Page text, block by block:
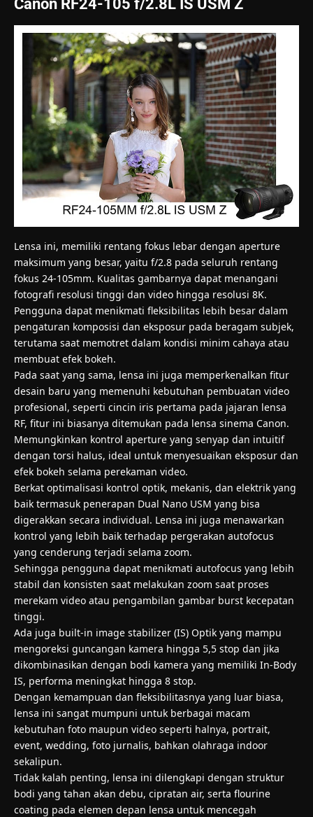
Canon RF24-105 f/2.8L IS USM Z
Lensa ini, memiliki rentang fokus lebar dengan aperture
maksimum yang besar, yaitu f/2.8 pada seluruh rentang
fokus 24-105mm. Kualitas gambarnya dapat menangani
fotografi resolusi tinggi dan video hingga resolusi 8K.
Pengguna dapat menikmati fleksibilitas lebih besar dalam
pengaturan komposisi dan eksposur pada beragam subjek,
terutama saat memotret dalam kondisi minim cahaya atau
membuat efek bokeh.
Pada saat yang sama, lensa ini juga memperkenalkan fitur
desain baru yang memenuhi kebutuhan pembuatan video
profesional, seperti cincin iris pertama pada jajaran lensa
RF, fitur ini biasanya ditemukan pada lensa sinema Canon.
Memungkinkan kontrol aperture yang senyap dan intuitif
dengan torsi halus, ideal untuk menyesuaikan eksposur dan
efek bokeh selama perekaman video.
Berkat optimalisasi kontrol optik, mekanis, dan elektrik yang
baik termasuk penerapan Dual Nano USM yang bisa
digerakkan secara individual. Lensa ini juga menawarkan
kontrol yang lebih baik terhadap pergerakan autofocus
yang cenderung terjadi selama zoom.
Sehingga pengguna dapat menikmati autofocus yang lebih
stabil dan konsisten saat melakukan zoom saat proses
merekam video atau pengambilan gambar burst kecepatan
tinggi.
Ada juga built-in image stabilizer (IS) Optik yang mampu
mengoreksi guncangan kamera hingga 5,5 stop dan jika
dikombinasikan dengan bodi kamera yang memiliki In-Body
IS, performa meningkat hingga 8 stop.
Dengan kemampuan dan fleksibilitasnya yang luar biasa,
lensa ini sangat mumpuni untuk berbagai macam
kebutuhan foto maupun video seperti halnya, portrait,
event, wedding, foto jurnalis, bahkan olahraga indoor
sekalipun.
Tidak kalah penting, lensa ini dilengkapi dengan struktur
bodi yang tahan akan debu, cipratan air, serta flourine
coating pada elemen depan lensa untuk mencegah